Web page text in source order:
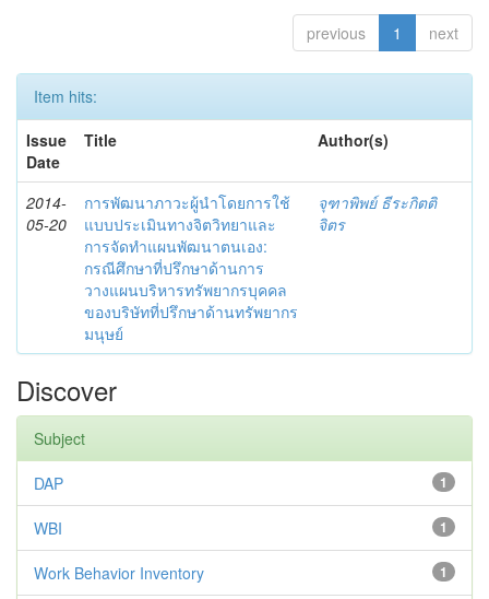
previous 1 next
Item hits:
Issue
Date
Title Author(s)
2014-
05-20
การพัฒนาภาวะผู้นำโดยการใช้
แบบประเมินทางจิตวิทยาและ
การจัดทำแผนพัฒนาตนเอง:
กรณีศึกษาที่ปรึกษาด้านการ
วางแผนบริหารทรัพยากรบุคคล
ของบริษัทที่ปรึกษาด้านทรัพยากร
มนุษย์
จุฑาพิพย์ ธีระกิตติ
จิตร
Discover
Subject
1
DAP
1
WBI
1
Work Behavior Inventory